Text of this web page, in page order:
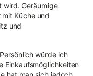
wird. Geräumige
Küche und
und
würde ich
Einkaufsmöglichkeiten